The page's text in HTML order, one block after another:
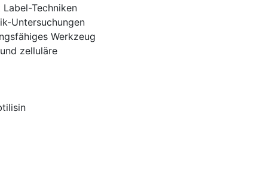
Techniken
Untersuchungen
Werkzeug
zelluläre